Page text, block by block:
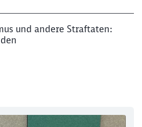
und andere Straftaten: